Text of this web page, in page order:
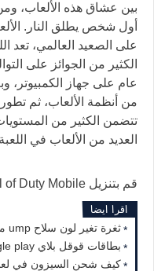
بين عشاق هذه الألعاب، ومن
أول شخص يطلق النار.
على الصعيد العالمي،
الكثير من الجوائز على
عام على جهاز الكمبيوتر،
من أنظمة الألعاب، ثم
تتضمن الكثير من
العديد من الألعاب في
قم بتنزيل Call of Duty Mobile لنظام Android
اقرا ايضا
ثغرة تغير لون سلاح ump مجانا ببجي
بطاقات قوقل بلاي google play مجانا لشحن ببجي موبايل
كيف شحن السيزون في